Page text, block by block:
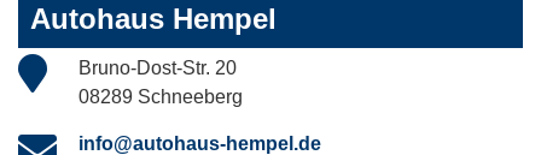
Autohaus Hempel
Bruno-Dost-Str. 20
08289 Schneeberg
info@autohaus-hempel.de